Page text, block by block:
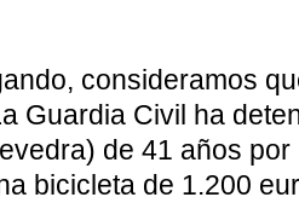
consideramos
Guardia Civil ha
de 41 años
bicicleta de 1.200